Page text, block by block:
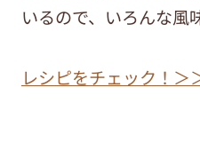
いるので、いろんな
レシピをチェック！＞